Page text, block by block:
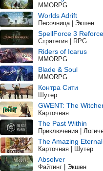
MMORPG
Worlds Adrift
Песочница | Экшен
SpellForce 3
Стратегия | RPG
Riders of Icarus
MMORPG
Blade & Soul
MMORPG
Контра Сити
Шутер
GWENT: The
Карточная
The Past Within
Приключения |
The Amazing
Карточная | Шутер
Absolver
Файтинг | Экшен